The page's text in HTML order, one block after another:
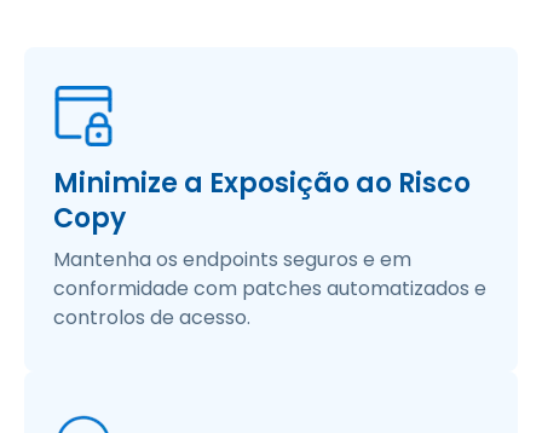
Minimize a Exposição ao Risco
Copy
Mantenha os endpoints seguros e em
conformidade com patches automatizados e
controlos de acesso.